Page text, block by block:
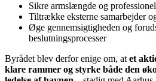
Sikre armslængde og
Tiltrække eksterne samarbejder
Øge gennemsigtigheden og
beslutningsprocesser
Byrådet blev derfor enige om, at et
klare rammer og styrke både den